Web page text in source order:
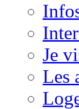
Je
Les